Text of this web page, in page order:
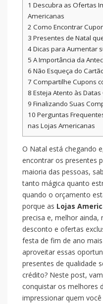
1 Descubra as Ofertas
Americanas
2 Como Encontrar
3 Presentes de Natal
4Dicas para Aumentar
5 A Importância da
6 Não Esqueça do
7 Compartilhe Cupons
8 Esteja Atento às
9 Finalizando Suas
10 Perguntas
nas Lojas Americanas
O Natal está chegando
encontrar os presentes
maioria das pessoas,
tanto mágica quanto
quando o orçamento
porque as Lojas
precisa e, melhor ainda,
desconto e ofertas
festa de fim de ano
aproveitar essas
presentes de qualidade
crédito? Neste post,
conquistar os melhores
impressionar quem